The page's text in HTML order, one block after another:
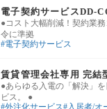
電子契約サービスDD-
●コスト大幅削減！契約業
令に準拠
電子契約サービス
賃貸管理会社専用 完結
●あらゆる入電の「解決」
ビス。 ●
外注化サービス 入居者/オ